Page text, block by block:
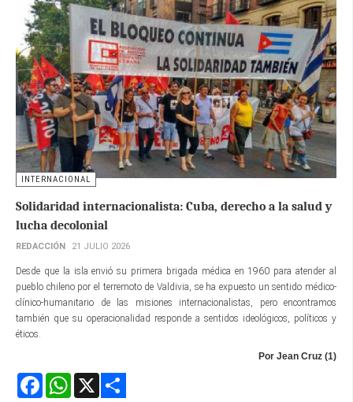
INTERNACIONAL
Solidaridad internacionalista: Cuba, derecho a la salud y
lucha decolonial
REDACCIÓN 21 JULIO 2026
Desde que la isla envió su primera brigada médica en 1960 para atender al
pueblo chileno por el terremoto de Valdivia, se ha expuesto un sentido médico-
clínico-humanitario de las misiones internacionalistas, pero encontramos
también que su operacionalidad responde a sentidos ideológicos, políticos y
éticos.
Por Jean Cruz (1)
FacebookWhatsApp